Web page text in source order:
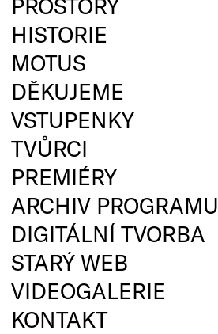
PROSTORY
HISTORIE
MOTUS
DĚKUJEME
VSTUPENKY
TVŮRCI
PREMIÉRY
ARCHIV PROGRAMU
DIGITÁLNÍ TVORBA
STARÝ WEB
VIDEOGALERIE
KONTAKT